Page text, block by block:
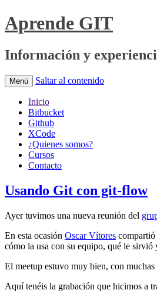
Aprende GIT
Información y
Menú Saltar al contenido
Inicio
Bitbucket
Github
XCode
¿Quienes somos?
Cursos
Contacto
Usando Git con git-flow
Ayer tuvimos una nueva reunión del
En esta ocasión Oscar Vítores
cómo la usa con su equipo, qué le
El meetup estuvo muy bien, con
Aquí tenéis la grabación que hicimos a